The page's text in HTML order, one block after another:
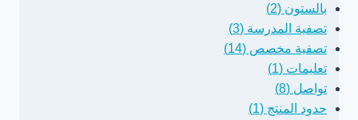
بالستون (2)
تصفية المدرسة (3)
تصفية مخصص (14)
تعليمات (1)
تواصل (8)
حدود المنتج (1)